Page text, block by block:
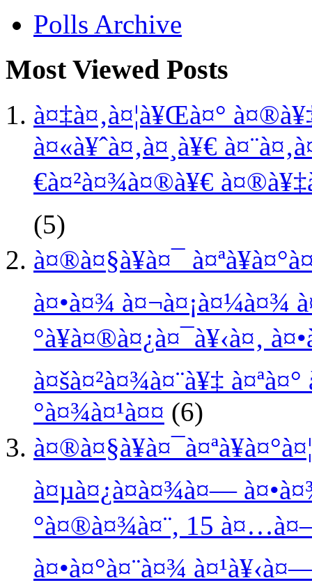
Polls Archive
Most Viewed Posts
à¤‡à¤‚à¤¦à¥Œà¤°
à¤«à¥ˆà¤‚à¤¸à¥€
€à¤²à¤¾à¤®à¥€
(5)
à¤®à¤§à¥à¤¯
à¤•à¤¾ à¤¬à¤¡à¤¼à¤¾
°à¥à¤®à¤¿à¤¯à¥‹à¤‚
à¤šà¤²à¤¾à¤¨à¥‡
°à¤¾à¤¹à¤¤ (6)
à¤µà¤¿à¤­à¤¾à¤—
°à¤®à¤¾à¤¨, 15
à¤•à¤°à¤¨à¤¾